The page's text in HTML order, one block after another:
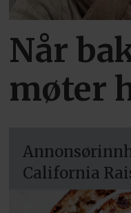
Når
møter
California